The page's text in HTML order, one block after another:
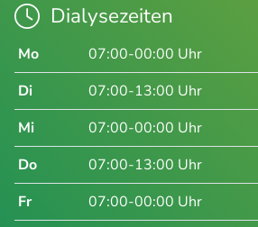
Dialysezeiten
Mo
07:00-00:00 Uhr
Di
07:00-13:00 Uhr
Mi
07:00-00:00 Uhr
Do
07:00-13:00 Uhr
Fr
07:00-00:00 Uhr